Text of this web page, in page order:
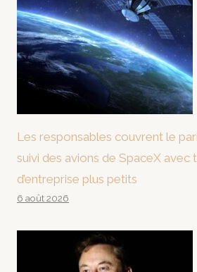
Les responsables couvrent le
suivi des avions de SpaceX avec
d’entreprise plus petits
6 août 2026